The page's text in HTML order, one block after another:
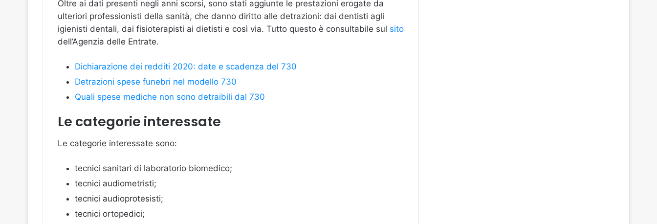
Oltre ai dati presenti negli anni scorsi, sono stati aggiunte le prestazioni erogate da
ulteriori professionisti della sanità, che danno diritto alle detrazioni: dai dentisti agli
igienisti dentali, dai fisioterapisti ai dietisti e così via. Tutto questo è consultabile sul sito
dell’Agenzia delle Entrate.
Dichiarazione dei redditi 2020: date e scadenza del 730
Detrazioni spese funebri nel modello 730
Quali spese mediche non sono detraibili dal 730
Le categorie interessate
Le categorie interessate sono:
tecnici sanitari di laboratorio biomedico;
tecnici audiometristi;
tecnici audioprotesisti;
tecnici ortopedici;